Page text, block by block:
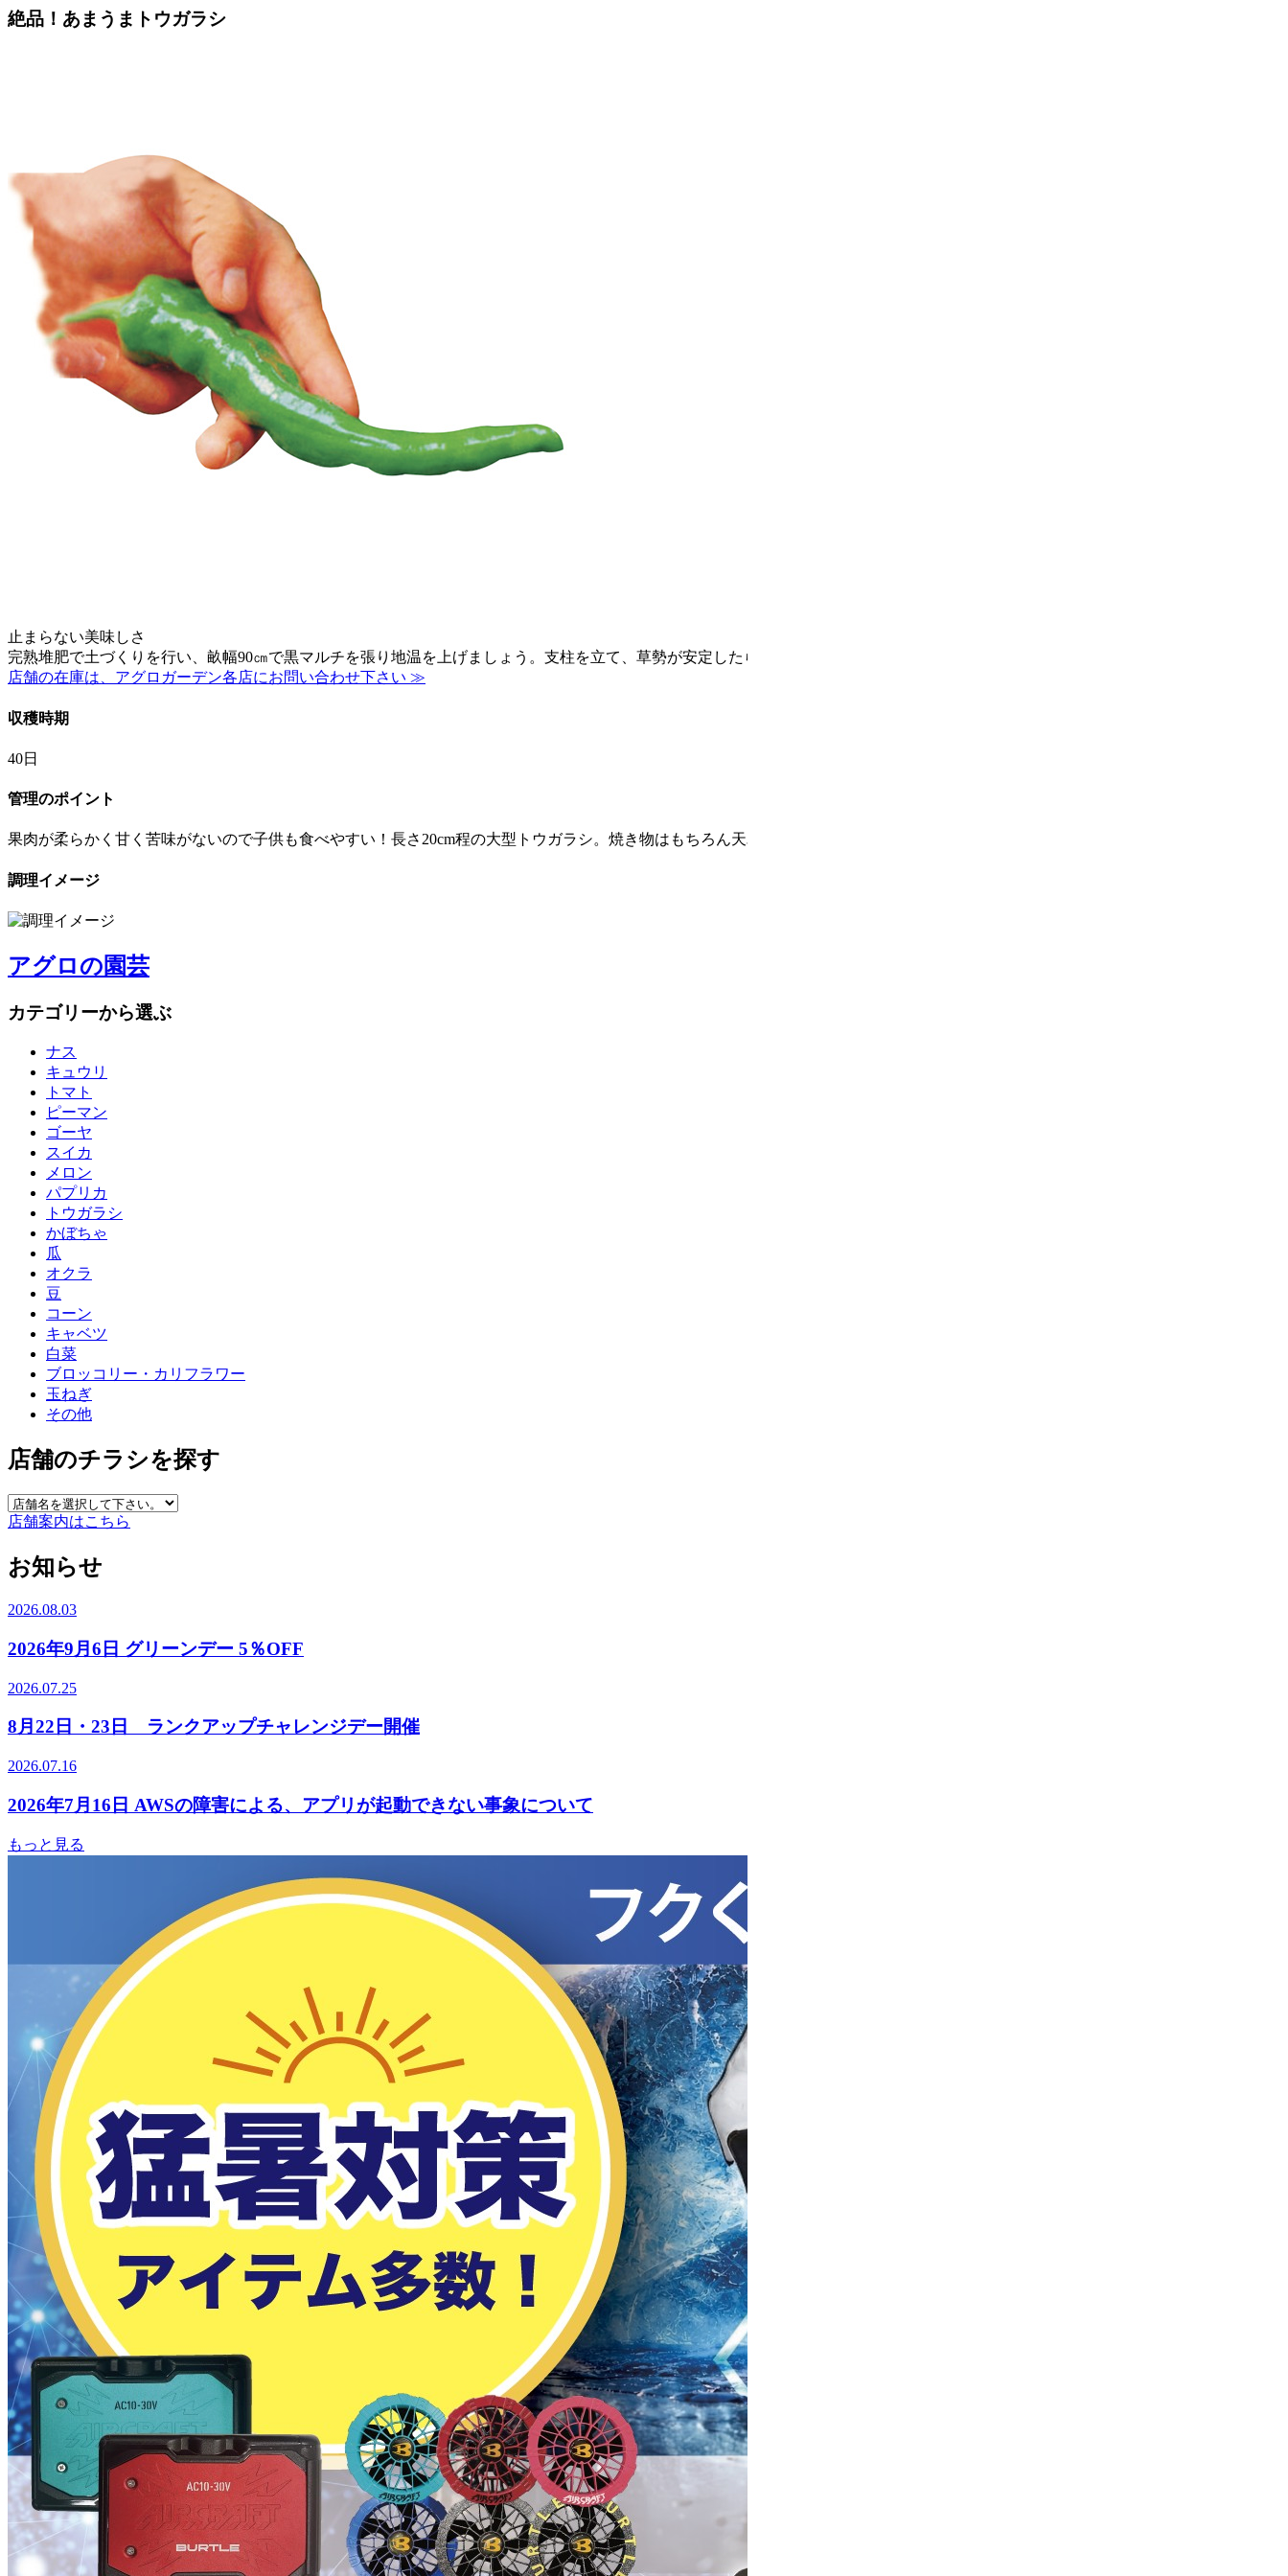
絶品！あまうまトウガラシ
止まらない美味しさ
完熟堆肥で土づくりを行い、畝幅90㎝で黒マルチを張り地温を上げましょう。支柱を立て、草勢が安定したら第一分子までの脇芽を除去。水と肥料を切らさないようにする。
店舗の在庫は、アグロガーデン各店にお問い合わせ下さい ≫
収穫時期
40日
管理のポイント
果肉が柔らかく甘く苦味がないので子供も食べやすい！長さ20cm程の大型トウガラシ。焼き物はもちろん天ぷら・煮物・佃煮やビールのつまみとしても絶品！
調理イメージ
アグロの園芸
カテゴリーから選ぶ
ナス
キュウリ
トマト
ピーマン
ゴーヤ
スイカ
メロン
パプリカ
トウガラシ
かぼちゃ
瓜
オクラ
豆
コーン
キャベツ
白菜
ブロッコリー・カリフラワー
玉ねぎ
その他
店舗のチラシを探す
店舗案内はこちら
お知らせ
2026.08.03
2026年9月6日 グリーンデー 5％OFF
2026.07.25
8月22日・23日 ランクアップチャレンジデー開催
2026.07.16
2026年7月16日 AWSの障害による、アプリが起動できない事象について
もっと見る